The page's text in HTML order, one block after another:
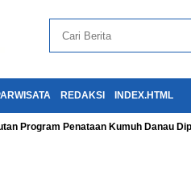
REDAKSI INDEX.HTML
Program Penataan Kumuh Danau